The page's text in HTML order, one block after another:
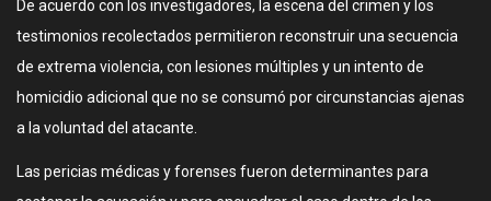
De acuerdo con los investigadores, la escena del crimen y los
testimonios recolectados permitieron reconstruir una secuencia
de extrema violencia, con lesiones múltiples y un intento de
homicidio adicional que no se consumó por circunstancias ajenas
a la voluntad del atacante.
Las pericias médicas y forenses fueron determinantes para